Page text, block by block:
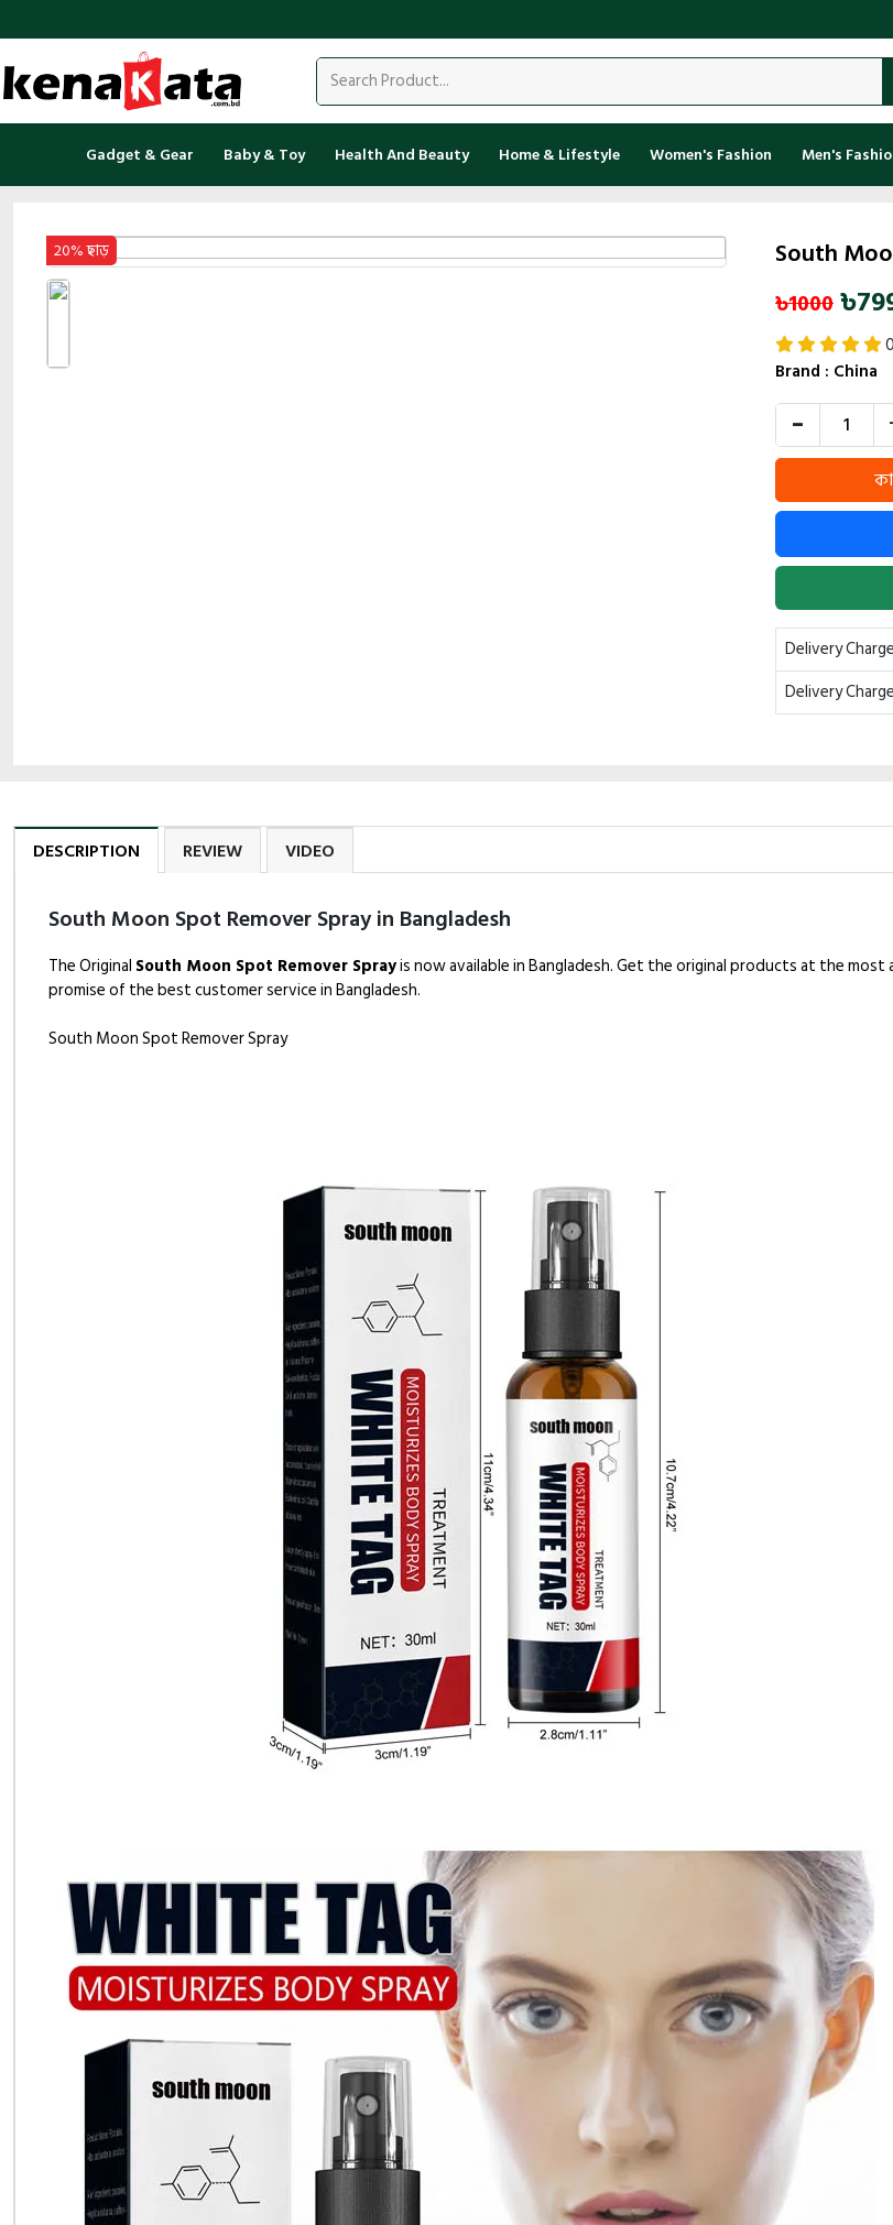
Gadget & Gear Baby & Toy Health And Beauty Home & Lifestyle Women's Fashion Men's
20% ছাড় South
৳1000
Brand : China
-
Delivery Charge
Delivery Charge
DESCRIPTION REVIEW VIDEO
South Moon Spot Remover Spray in Bangladesh
The Original South Moon Spot Remover Sprayis now available in Bangladesh. Get the original products at the
promise of the best customer service in Bangladesh.
South Moon Spot Remover Spray